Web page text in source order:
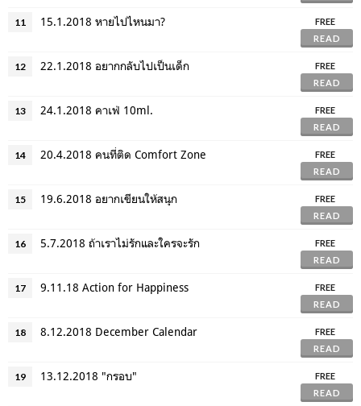
11 15.1.2018 หายไปไหนมา?
FREE
READ
12 22.1.2018 อยากกลับไปเป็นเด็ก
FREE
READ
13 24.1.2018 คาเฟ่ 10ml.
FREE
READ
14 20.4.2018 คนที่ติด Comfort Zone
FREE
READ
15 19.6.2018 อยากเขียนให้สนุก
FREE
READ
16 5.7.2018 ถ้าเราไม่รักและใครจะรัก
FREE
READ
17 9.11.18 Action for Happiness
FREE
READ
18 8.12.2018 December Calendar
FREE
READ
19 13.12.2018 "กรอบ"
FREE
READ